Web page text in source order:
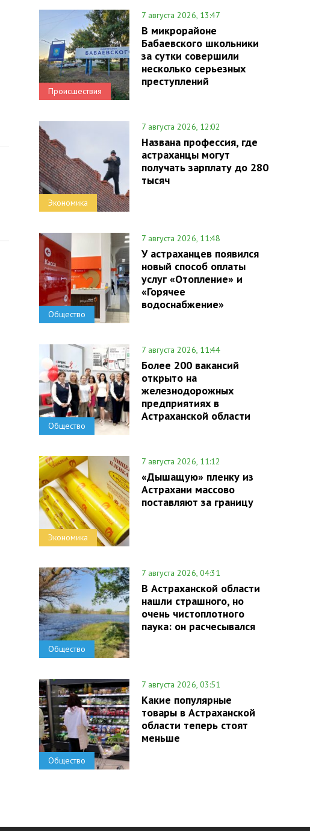
Происшествия
7 августа 2026, 13:47
В микрорайоне
Бабаевского школьники
за сутки совершили
несколько серьезных
преступлений
Экономика
7 августа 2026, 12:02
Названа профессия, где
астраханцы могут
получать зарплату до 280
тысяч
Общество
7 августа 2026, 11:48
У астраханцев появился
новый способ оплаты
услуг «Отопление» и
«Горячее
водоснабжение»
Общество
7 августа 2026, 11:44
Более 200 вакансий
открыто на
железнодорожных
предприятиях в
Астраханской области
Экономика
7 августа 2026, 11:12
«Дышащую» пленку из
Астрахани массово
поставляют за границу
Общество
7 августа 2026, 04:31
В Астраханской области
нашли страшного, но
очень чистоплотного
паука: он расчесывался
Общество
7 августа 2026, 03:51
Какие популярные
товары в Астраханской
области теперь стоят
меньше